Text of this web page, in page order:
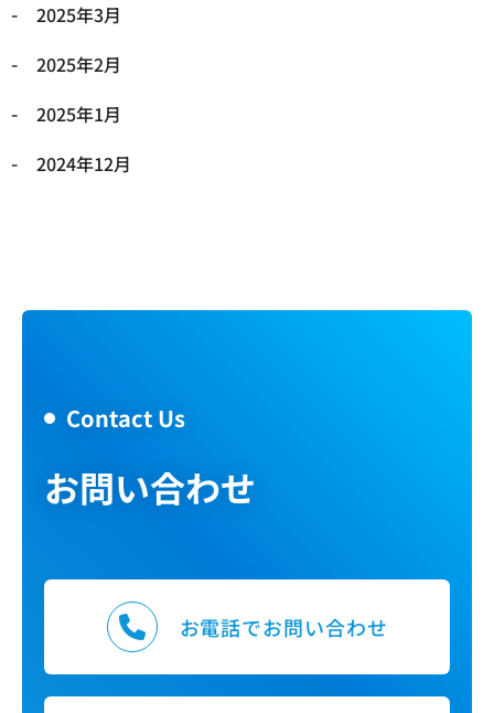
2025年3月
2025年2月
2025年1月
2024年12月
Contact Us
お問い合わせ
お電話でお問い合わせ